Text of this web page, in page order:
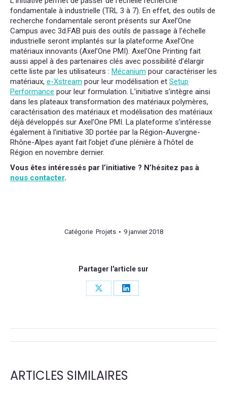
fondamentale à industrielle (TRL 3 à 7). En effet, des outils de
recherche fondamentale seront présents sur Axel’One
Campus avec 3d.FAB puis des outils de passage à l’échelle
industrielle seront implantés sur la plateforme Axel’One
matériaux innovants (Axel’One PMI). Axel’One Printing fait
aussi appel à des partenaires clés avec possibilité d’élargir
cette liste par les utilisateurs : Mécanium pour caractériser les
matériaux, e-Xstream pour leur modélisation et Setup
Performance pour leur formulation. L’initiative s’intègre ainsi
dans les plateaux transformation des matériaux polymères,
caractérisation des matériaux et modélisation des matériaux
déjà développés sur Axel’One PMI. La plateforme s’intéresse
également à l’initiative 3D portée par la Région-Auvergne-
Rhône-Alpes ayant fait l’objet d’une plénière à l’hôtel de
Région en novembre dernier.
Vous êtes intéressés par l’initiative ? N’hésitez pas à
nous contacter.
Catégorie Projets 9 janvier 2018
Partager l'article sur
Share
Share
NAVIGATION
COMMENTAIRE
ARTICLES SIMILAIRES